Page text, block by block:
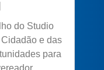
do Studio
e das
para